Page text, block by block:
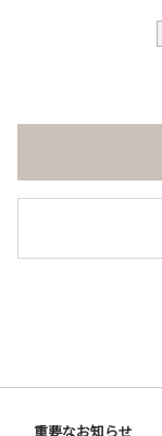
重要なお知らせ